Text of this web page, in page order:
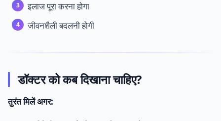
इलाज पूरा करना होगा
जीवनशैली बदलनी होगी
डॉक्टर को कब दिखाना चाहिए?
तुरंत मिलें अगर: